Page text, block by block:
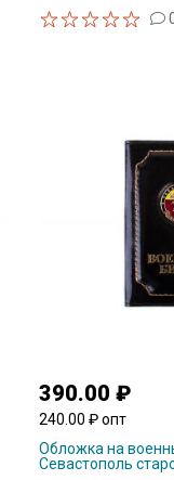
390.00 ₽
240.00 ₽ опт
Обложка на
Севастополь